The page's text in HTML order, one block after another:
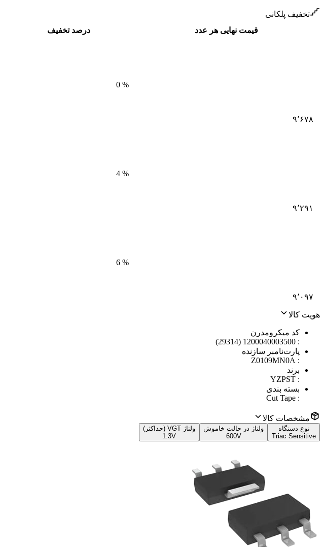
تخفیف پلکانی
قیمت نهایی هر عدد
درصد تخفیف
۹٬۶۷۸
%
0
۹٬۲۹۱
%
4
۹٬۰۹۷
%
6
هویت کالا
کد میکرومدرن
:
1200040003500 (29314)
پارت‌نامبر سازنده
:
Z0109MN0A
برند
:
YZPST
بسته بندی
:
Cut Tape
مشخصات کالا
نوع دستگاه
Triac Sensitive
ولتاژ در حالت خاموش
600V
ولتاژ VGT (حداکثر)
1.3V